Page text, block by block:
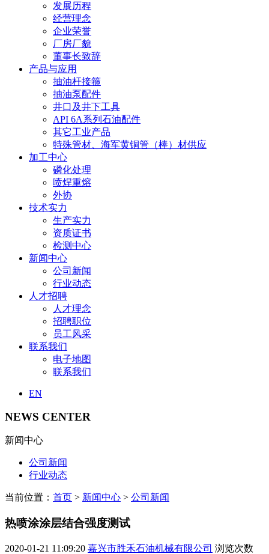
发展历程
经营理念
企业荣誉
厂房厂貌
董事长致辞
产品与应用
抽油杆接箍
抽油泵配件
井口及井下工具
API 6A系列石油配件
其它工业产品
特殊管材、海军黄铜管（棒）材供应
加工中心
磷化处理
喷焊重熔
外协
技术实力
生产实力
资质证书
检测中心
新闻中心
公司新闻
行业动态
人才招聘
人才理念
招聘职位
员工风采
联系我们
电子地图
联系我们
EN
NEWS CENTER
新闻中心
公司新闻
行业动态
当前位置： 首页 > 新闻中心 > 公司新闻
热喷涂涂层结合强度测试
2020-01-21 11:09:20 嘉兴市胜禾石油机械有限公司 浏览次数